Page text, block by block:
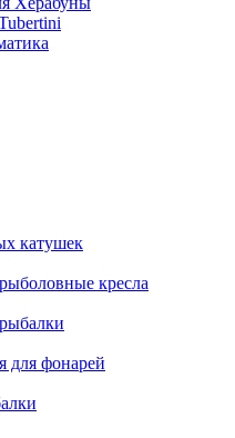
катушек
кресла
для фонарей